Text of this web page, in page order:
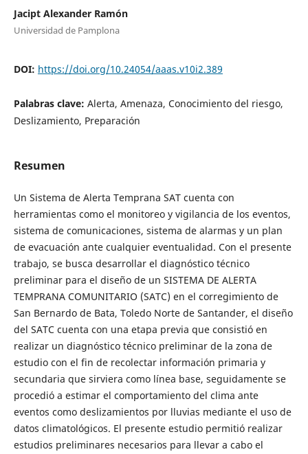
Jacipt Alexander Ramón
Universidad de Pamplona
DOI: https://doi.org/10.24054/aaas.v10i2.389
Palabras clave: Alerta, Amenaza, Conocimiento del riesgo,
Deslizamiento, Preparación
Resumen
Un Sistema de Alerta Temprana SAT cuenta con
herramientas como el monitoreo y vigilancia de los eventos,
sistema de comunicaciones, sistema de alarmas y un plan
de evacuación ante cualquier eventualidad. Con el presente
trabajo, se busca desarrollar el diagnóstico técnico
preliminar para el diseño de un SISTEMA DE ALERTA
TEMPRANA COMUNITARIO (SATC) en el corregimiento de
San Bernardo de Bata, Toledo Norte de Santander, el diseño
del SATC cuenta con una etapa previa que consistió en
realizar un diagnóstico técnico preliminar de la zona de
estudio con el fin de recolectar información primaria y
secundaria que sirviera como línea base, seguidamente se
procedió a estimar el comportamiento del clima ante
eventos como deslizamientos por lluvias mediante el uso de
datos climatológicos. El presente estudio permitió realizar
estudios preliminares necesarios para llevar a cabo el